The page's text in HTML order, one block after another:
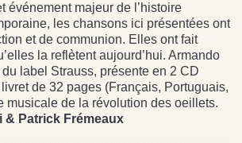
événement majeur de l’histoire
les chansons ici présentées ont
et de communion. Elles ont fait
la reflètent aujourd’hui. Armando
label Strauss, présente en 2 CD
de 32 pages (Français, Portuguais,
musicale de la révolution des oeillets.
& Patrick Frémeaux